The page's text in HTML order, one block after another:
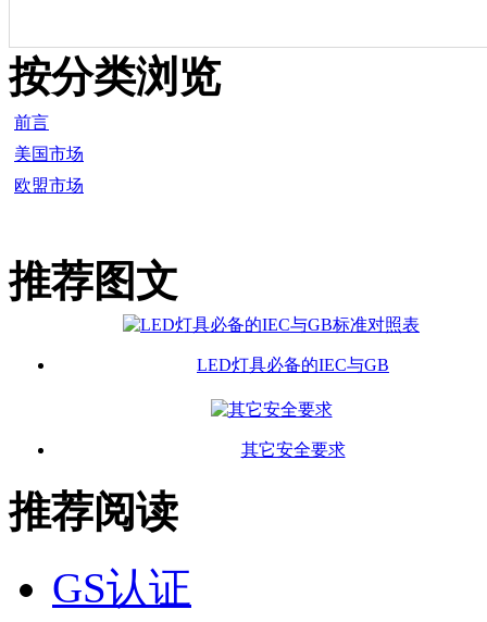
按分类浏览
前言
美国市场
欧盟市场
推荐图文
LED灯具必备的IEC与GB
其它安全要求
推荐阅读
GS认证